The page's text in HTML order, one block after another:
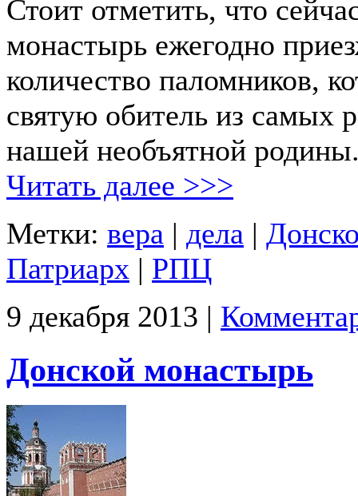
Стоит отметить, что
монастырь ежегодно
количество паломников,
святую обитель из самых
нашей необъятной
Читать далее >>>
Метки: вера | дела |
Патриарх | РПЦ
9 декабря 2013 |
Донской монастырь